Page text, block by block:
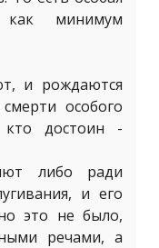
минимум
и рождаются
особого
достоин -
либо ради
и его
это не было,
речами, а